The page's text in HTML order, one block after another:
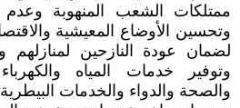
ممتلكات الشعب المنهوبة
وتحسين الأوضاع المعيشية
لضمان عودة النازحين لمنازلهم
وتوفير خدمات المياه والكهرباء
والصحة والدواء والخدمات